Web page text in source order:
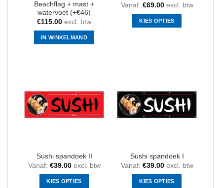
Beachflag + mast +
watervoet (+€46)
€115.00 excl. btw
IN WINKELMAND
Vanaf: €69.00excl. btw
KIES OPTIES
optie
kan
gekozen
productpagina
Sushi spandoek II
Vanaf: €39.00excl. btw
KIES OPTIES
Sushi spandoek I
Vanaf: €39.00excl. btw
KIES OPTIES